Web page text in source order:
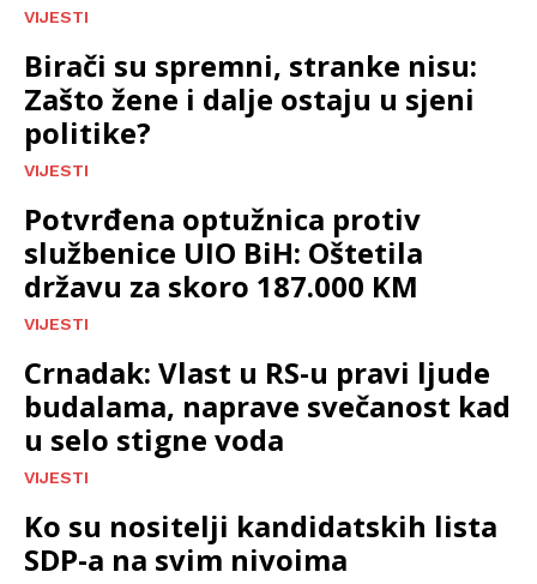
VIJESTI
Birači su spremni, stranke nisu:
Zašto žene i dalje ostaju u sjeni
politike?
VIJESTI
Potvrđena optužnica protiv
službenice UIO BiH: Oštetila
državu za skoro 187.000 KM
VIJESTI
Crnadak: Vlast u RS-u pravi ljude
budalama, naprave svečanost kad
u selo stigne voda
VIJESTI
Ko su nositelji kandidatskih lista
SDP-a na svim nivoima